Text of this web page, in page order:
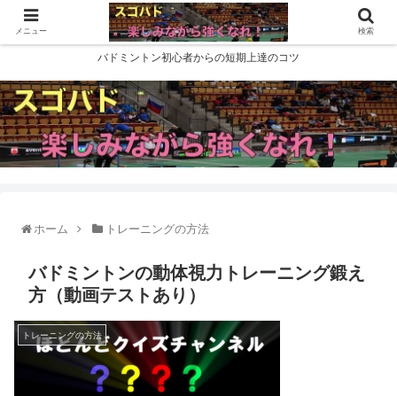
バドミントン初心者からの短期上達のコツ
ホーム トレーニングの方法
バドミントンの動体視力トレーニング鍛え
方（動画テストあり）
トレーニングの方法
メニュー 検索